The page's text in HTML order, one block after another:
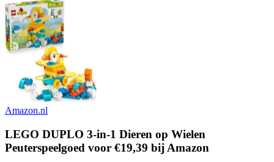
Amazon.nl
LEGO DUPLO 3-in-1 Dieren op Wielen
Peuterspeelgoed voor €19,39 bij Amazon